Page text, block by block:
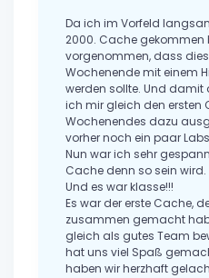
Da ich im Vorfeld
2000. Cache gekommen
vorgenommen, dass
Wochenende mit einem
werden sollte. Und
ich mir gleich den ersten
Wochenendes dazu
vorher noch ein paar
Nun war ich sehr
Cache denn so sein wird.
Und es war klasse!!!
Es war der erste Cache,
zusammen gemacht
gleich als gutes Team
hat uns viel Spaß
haben wir herzhaft